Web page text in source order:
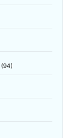
(94)